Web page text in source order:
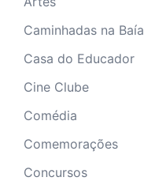
Caminhadas na Baía
Casa do Educador
Cine Clube
Comédia
Comemorações
Concursos